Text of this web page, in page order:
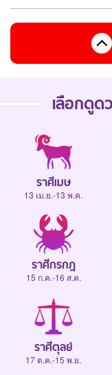
เลือกดูด
ราศีเมษ
13 เม.ย.-13 พ.ค.
ราศีกรกฎ
15 ก.ค.-16 ส.ค.
ราศีตุลย์
17 ต.ค.-15 พ.ย.